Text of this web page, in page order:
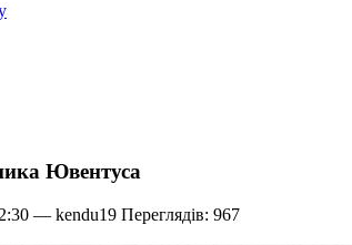
Ювентуса
— kendu19 Переглядів: 967